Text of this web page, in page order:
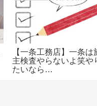
【一条工務店】一条は
主検査やらないよ笑や
たいなら…